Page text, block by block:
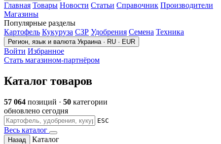
Главная Товары Новости Статьи Справочник Производители
Магазины
Популярные разделы
Картофель Кукуруза СЗР Удобрения Семена Техника
Регион, язык и валюта Украина · RU · EUR
Войти Избранное
Стать магазином-партнёром
Каталог товаров
57 064 позиций · 50 категории
обновлено сегодня
ESC
Весь каталог
Назад
Каталог